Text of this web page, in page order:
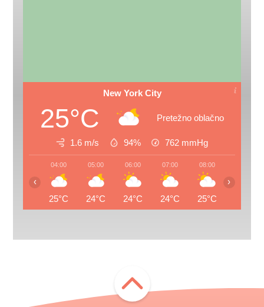
New York City
25°C Pretežno oblačno
1.6 m/s 94% 762 mmHg
04:00
25°C
05:00
24°C
06:00
24°C
07:00
24°C
08:00
25°C
‹ ›